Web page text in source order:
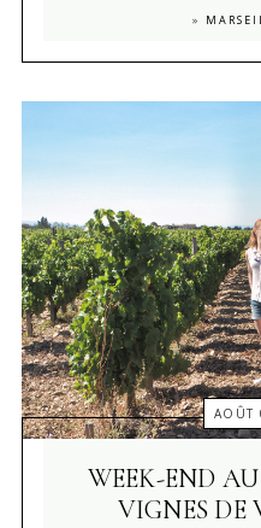
»
AOÛT
WEEK-END
VIGNES DE